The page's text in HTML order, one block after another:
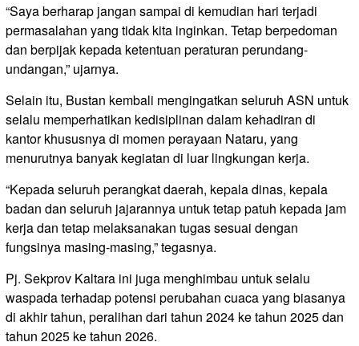
“Saya berharap jangan sampai di kemudian hari terjadi
permasalahan yang tidak kita inginkan. Tetap berpedoman
dan berpijak kepada ketentuan peraturan perundang-
undangan,” ujarnya.
Selain itu, Bustan kembali mengingatkan seluruh ASN untuk
selalu memperhatikan kedisiplinan dalam kehadiran di
kantor khususnya di momen perayaan Nataru, yang
menurutnya banyak kegiatan di luar lingkungan kerja.
“Kepada seluruh perangkat daerah, kepala dinas, kepala
badan dan seluruh jajarannya untuk tetap patuh kepada jam
kerja dan tetap melaksanakan tugas sesuai dengan
fungsinya masing-masing,” tegasnya.
Pj. Sekprov Kaltara ini juga menghimbau untuk selalu
waspada terhadap potensi perubahan cuaca yang biasanya
di akhir tahun, peralihan dari tahun 2024 ke tahun 2025 dan
tahun 2025 ke tahun 2026.